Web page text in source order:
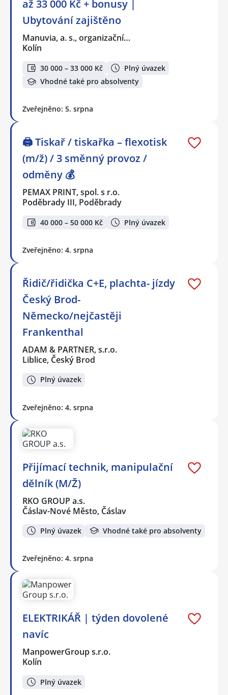
až 33 000 Kč + bonusy |
Ubytování zajištěno
Manuvia, a. s., organizační…
Kolín
30 000 – 33 000 Kč
Plný úvazek
Vhodné také pro absolventy
Zveřejněno: 5. srpna
🖨️ Tiskař / tiskařka – flexotisk
(m/ž) / 3 směnný provoz /
odměny 💰
PEMAX PRINT, spol. s r.o.
Poděbrady III, Poděbrady
40 000 – 50 000 Kč Plný úvazek
Zveřejněno: 4. srpna
Řidič/řidička C+E, plachta- jízdy
Český Brod-
Německo/nejčastěji
Frankenthal
ADAM & PARTNER, s.r.o.
Liblice, Český Brod
Plný úvazek
Zveřejněno: 4. srpna
Přijímací technik, manipulační
dělník (M/Ž)
RKO GROUP a.s.
Čáslav-Nové Město, Čáslav
Plný úvazek Vhodné také pro absolventy
Zveřejněno: 4. srpna
ELEKTRIKÁŘ | týden dovolené
navíc
ManpowerGroup s.r.o.
Kolín
Plný úvazek